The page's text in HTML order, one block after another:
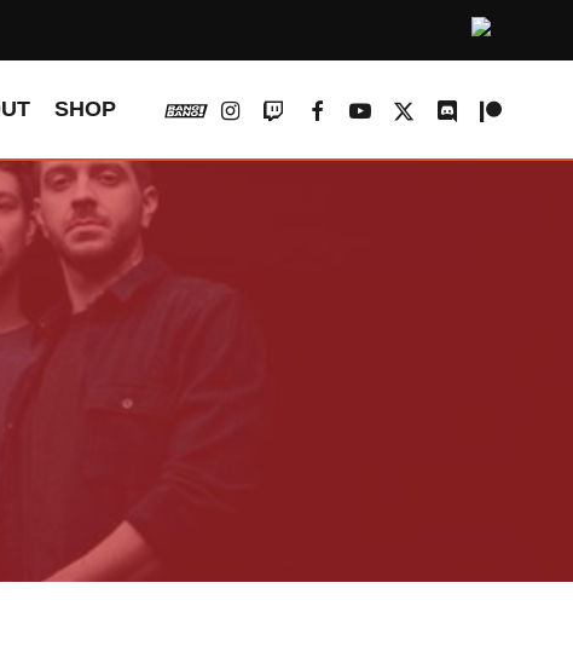
SHOP vk instagram
twitchfacebookyoutube
x-
discordpatreon